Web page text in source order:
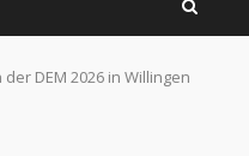
DEM 2026 in Willingen